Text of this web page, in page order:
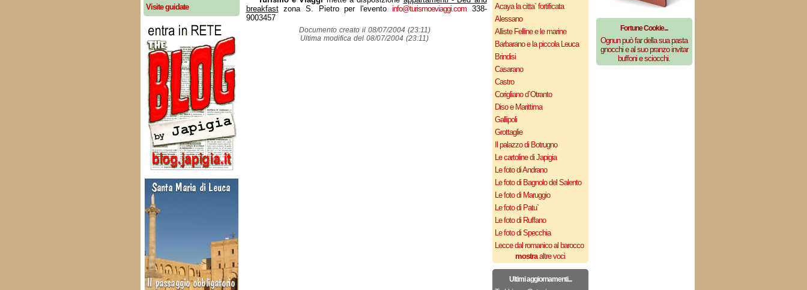
Visite guidate
Acaya la citta` fortificata
Alessano
Alliste Felline e le marine
Barbarano e la piccola Leuca
Brindisi
Casarano
Castro
Corigliano d`Otranto
Diso e Marittima
Gallipoli
Grottaglie
Il palazzo di Botrugno
Le cartoline di Japigia
Le foto di Andrano
Le foto di Bagnolo del Salento
Le foto di Maruggio
Le foto di Patu`
Le foto di Ruffano
Le foto di Specchia
Lecce dal romanico al barocco
mostraaltre voci
Ultimi aggiornamenti...
breakfastzona S. Pietro per l'evento info@turismoeviaggi.com338-
9003457
Documento creato il 08/07/2004 (23:11)
Ultima modifica del 08/07/2004 (23:11)
Fortune Cookie...
Ognun può far della sua pasta
gnocchi e al suo pranzo invitar
buffoni e sciocchi.